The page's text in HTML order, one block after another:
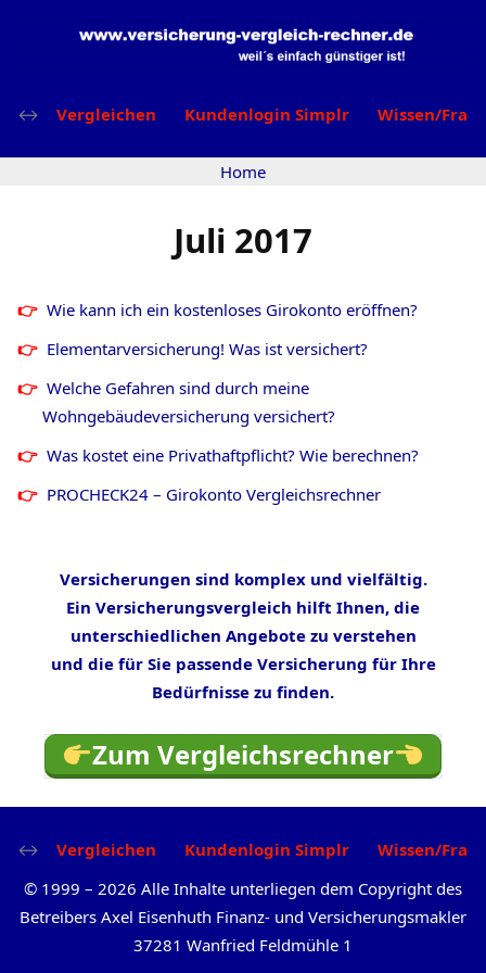
Vergleichen Kundenlogin Simplr Wissen/
Home
Juli 2017
Wie kann ich ein kostenloses Girokonto eröffnen?
Elementarversicherung! Was ist versichert?
Welche Gefahren sind durch meine
Wohngebäudeversicherung versichert?
Was kostet eine Privathaftpflicht? Wie berechnen?
PROCHECK24 – Girokonto Vergleichsrechner
Versicherungen sind komplex und vielfältig.
Ein Versicherungsvergleich hilft Ihnen, die
unterschiedlichen Angebote zu verstehen
und die für Sie passende Versicherung für Ihre
Bedürfnisse zu finden.
Zum Vergleichsrechner
Vergleichen Kundenlogin Simplr
Wissen/
© 1999 – 2026 Alle Inhalte unterliegen dem Copyright des
Betreibers Axel Eisenhuth Finanz- und Versicherungsmakler
37281 Wanfried Feldmühle 1